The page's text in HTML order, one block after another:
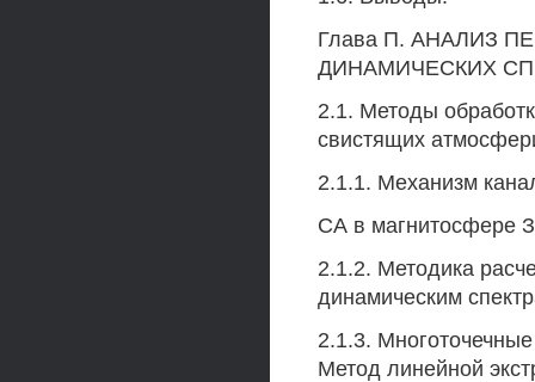
Глава П. АНАЛИЗ
ДИНАМИЧЕСКИХ
2.1. Методы
свистящих
2.1.1. Механизм
СА в магнитосфере
2.1.2. Методика
динамическим
2.1.3.
Метод линейной